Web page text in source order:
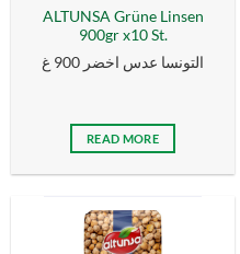
ALTUNSA Grüne Linsen
900gr x10 St.
التونسا عدس اخضر 900 غ
READ MORE